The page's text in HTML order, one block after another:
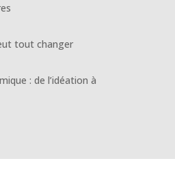
tout changer
: de l’idéation à